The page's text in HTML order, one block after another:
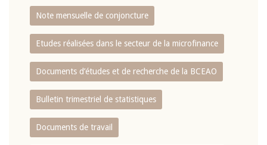
Note mensuelle de conjoncture
Etudes réalisées dans le secteur de la microfinance
Documents d’études et de recherche de la BCEAO
Bulletin trimestriel de statistiques
Documents de travail